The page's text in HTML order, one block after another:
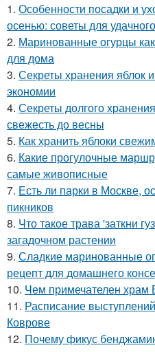
1. Особенности посадки и
осенью: советы для
2. Маринованные огурцы
для дома
3. Секреты хранения яблок
экономии
4. Секреты долгого
свежесть до весны
5. Как хранить яблоки
6. Какие прогулочные
самые живописные
7. Есть ли парки в Москве,
пикников
8. Что такое трава 'заткни
загадочном растении
9. Сладкие маринованные
рецепт для домашнего
10. Чем примечателен храм
11. Расписание
Коврове
12. Почему фикус